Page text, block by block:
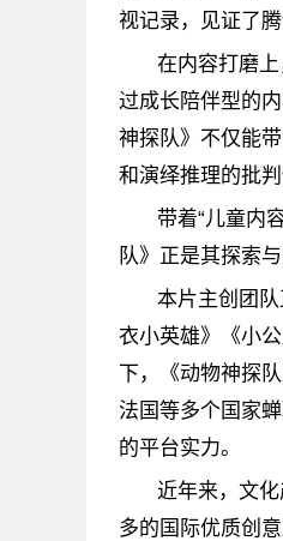
视记录，见证了
在内容打磨
过成长陪伴型的
神探队》不仅能
和演绎推理的批
带着“儿童内
队》正是其探索
本片主创团
衣小英雄》《小
下，《动物神探
法国等多个国家
的平台实力。
近年来，文
多的国际优质创